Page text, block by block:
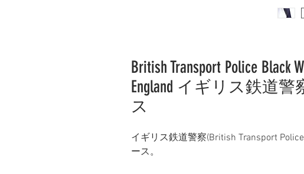
British Transport Police Black
England イギリス鉄道
ス
イギリス鉄道警察(British Transport
ース。